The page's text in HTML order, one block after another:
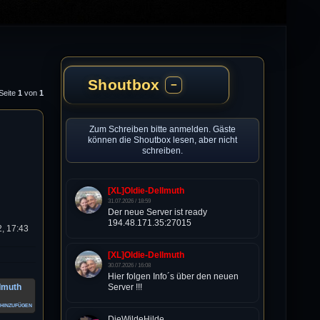
1 von 1
17:43
hinzufügen
Shoutbox −
Zum Schreiben bitte anmelden. Gäste
können die Shoutbox lesen, aber nicht
schreiben.
[XL]Oldie-Dellmuth
31.07.2026 / 18:59
Der neue Server ist ready
194.48.171.35:27015
[XL]Oldie-Dellmuth
30.07.2026 / 16:08
Hier folgen Info´s über den neuen
Server !!!